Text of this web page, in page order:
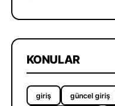
KONULAR
giriş güncel giriş